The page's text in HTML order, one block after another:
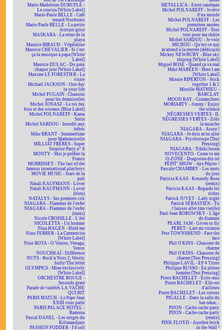
Marie-Madeleine DURUFLÉ -
Le coucou [White Label]
Marie-Paule BELLE - Café
renard/Nosferatu
Marie-Paule BELLE - La petite
écriture grise
MASKARA - La reine de la
playa
Maurice BIRAUD - Végétaline
Maurice CHEVALIER - Si c'est
ça la musique à papa [White
Label]
Maurice DULAC - Du pain
chaque jour [White Label]
Maxime LE FORESTIER - La
visite
Michael JACKSON - One day
in your life
Michel FUGAIN - Chanson
pour les demoiselles
Michel JONASZ - Le roi des
fous et des oiseaux [Blue Label]
Michel POLNAREFF - Kama
Sutra
Michel SARDOU - Interdit aux
bébés
Mike BRANT - Summertime
pour Mademoiselle
MILLIAT FRÈRES - Super
Surprise Party n° 8
MONTY - Moi je préfère la
France
MORRISSEY - The last of the
famous international playboys
MOVIE MUSIC - Stars de la
pub
Natali KAUFMANN - Lover
Natali KAUFMANN - Lover
(bleu)
NATALYS - Ses premiers cris
NIAGARA - Flammes de l'enfer
NIAGARA - Flammes de l'enfer
(maxi)
Nicole CROISILLE - L'été
NICOLETTA - Un homme
Nina HAGEN - Hold me
Nino FERRER - La Carmencita
[White Label]
Nino ROTA - O Venise, Venaga,
Venus
NOUCHKAÏ - Différence
NUTS - Rock'n'Nuts 2, Wooly
bully/The letter
OLYMPICS - Mine exclusively
[White Label]
ORCHESTRE ROUGE -
Seconds grate
Parade de variétés LA VACHE
QUI RIT
PARIS MATCH - Le Pape Jean
XXIII vous parle
PARIS PALACE HOTEL -
Ramona
Pascal DANEL - Les neiges du
Kilimandjaro
PASSION FODDER - I'd sell
METALLICA - Enter sandman
Michel POLNAREFF - Je rêve
d'un monde
Michel POLNAREFF - Les
premières années
Michel POLNAREFF - Tout
tout pour ma chérie
Michel SARDOU - Je vole
MICHOU - Qu'est-ce qui
m'attend à la rentrée (dédicacé)
Mickey NEWBURY - Blue sky
shining [White Label]
Miguel BOSÉ - Quand ça va mal
Mike MAREEN - Here I am
[White Label]
Minnie RIPERTON - Stick
together 1 & 2
Mireille MATHIEU -
BARCLAY
MOON RAY - Comanchero
MORIARTY - Jimmy / Enjoy
the silence
NÉGRESSES VERTES - IL
NÉGRESSES VERTES - Zobi
la mouche
NIAGARA - Assez !
NIAGARA - Je dois m'en aller
NIAGARA - Psychotrope [Test
Pressing]
NIAGARA - Tchiki boum
NOVECENTO - Come to me
O-ZONE - Dragostea din teï
PÉPIT' SHOW - Aye Pépito !
Pascale CHAMBRY - Les mots
du jour
Patricia KAAS - Kennedy Rose
(remix)
Patricia KAAS - Regarde les
riches
Patrick JUVET - Lady night
Patrick SÉBASTIEN - Tu
t'laisses aller (ma vieille)
Paul-Jean BOROWSKY - L'âge
de diamant
PEARL JAM - Given to fly
PERET - Late mi corazon
Pete TOWNSHEND - Face the
face
Phil O'KINS - Chasseur de
charme
Phil O'KINS - Chasseur de
charme [Test Pressing]
Philippe LAVIL - EP 4 Titres
Philippe RUSSO - En pleine
lumière [Test Pressing]
Pierre BACHELET - Écris-moi
Pierre BACHELET - Elle est
d'ailleurs
Pierre BACHELET - Les corons
PIGALLE - Dans la salle du
bar-tabac...
PIJON - Cache-cache party
PIJON - Cache-cache party
(remix)
PINK FLOYD - Another brick
in the Wall ²